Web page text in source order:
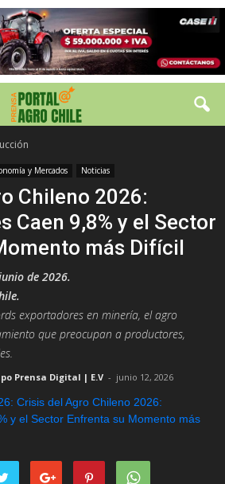
y Mercados Noticias
Chileno 2026:
Caen 9,8% y el Sector
más Difícil
de 2026.
exportadores en minería, el agro
que preocupan a productores,
Prensa Digital | E.V - junio 12, 2026